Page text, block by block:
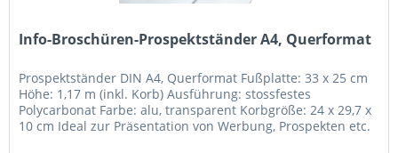
Info-Broschüren-Prospektständer A4, Querformat
Prospektständer DIN A4, Querformat Fußplatte: 33 x 25 cm
Höhe: 1,17 m (inkl. Korb) Ausführung: stossfestes
Polycarbonat Farbe: alu, transparent Korbgröße: 24 x 29,7 x
10 cm Ideal zur Präsentation von Werbung, Prospekten etc.